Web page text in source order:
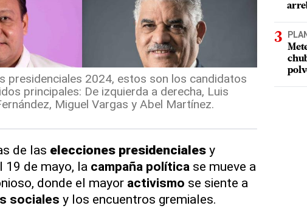
presidenciales 2024, estos son los candidatos
principales: De izquierda a derecha, Luis
Miguel Vargas y Abel Martínez.
de las elecciones presidencialesy
19 de mayo, la campaña política se mueve a
donde el mayor activismo se siente a
sociales y los encuentros gremiales.